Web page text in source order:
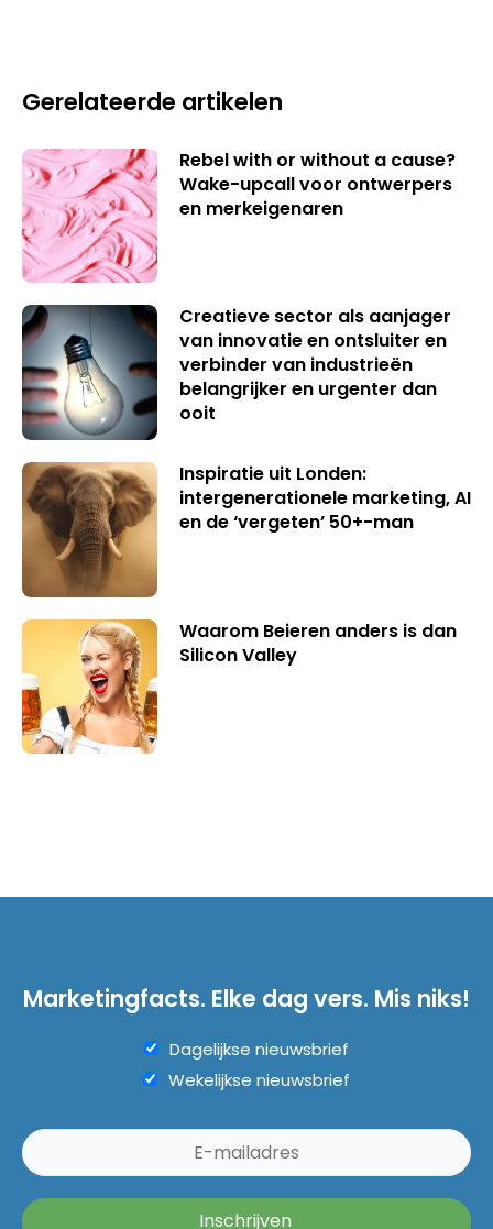
Gerelateerde artikelen
Rebel with or without a cause?
Wake-upcall voor ontwerpers
en merkeigenaren
Creatieve sector als aanjager
van innovatie en ontsluiter en
verbinder van industrieën
belangrijker en urgenter dan
ooit
Inspiratie uit Londen:
intergenerationele marketing, AI
en de ‘vergeten’ 50+-man
Waarom Beieren anders is dan
Silicon Valley
Marketingfacts. Elke dag vers. Mis niks!
Dagelijkse nieuwsbrief
Wekelijkse nieuwsbrief